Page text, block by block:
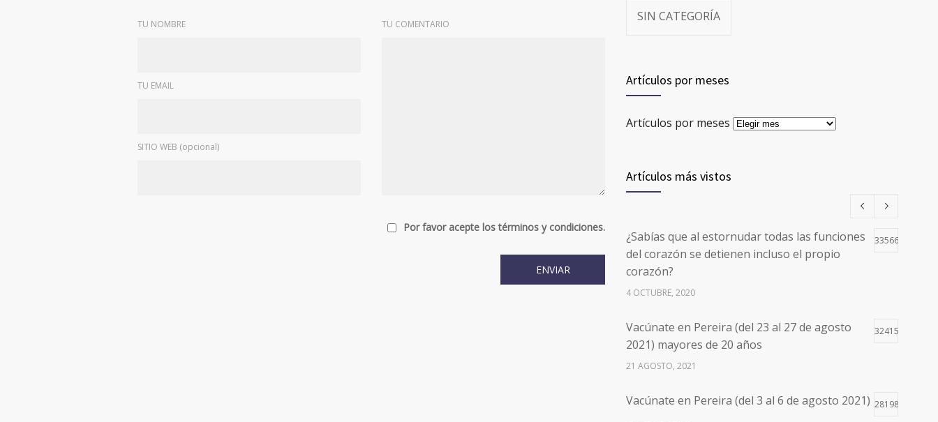
TU NOMBRE
TU EMAIL
SITIO WEB (opcional)
TU COMENTARIO
Por favor acepte los términos y condiciones.
SIN CATEGORÍA
Artículos por meses
Artículos por meses
Artículos más vistos
¿Sabías que al estornudar todas las funciones
del corazón se detienen incluso el propio
corazón?
33566
4 OCTUBRE, 2020
Vacúnate en Pereira (del 23 al 27 de agosto
2021) mayores de 20 años
32415
21 AGOSTO, 2021
Vacúnate en Pereira (del 3 al 6 de agosto 2021) 28198